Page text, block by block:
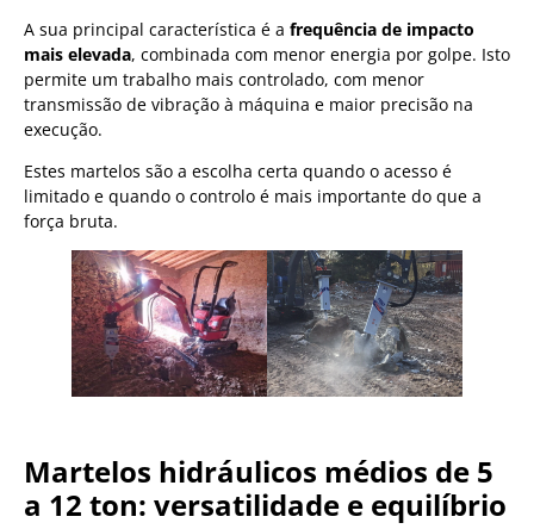
A sua principal característica é a frequência de impacto
mais elevada, combinada com menor energia por golpe. Isto
permite um trabalho mais controlado, com menor
transmissão de vibração à máquina e maior precisão na
execução.
Estes martelos são a escolha certa quando o acesso é
limitado e quando o controlo é mais importante do que a
força bruta.
Martelos hidráulicos médios de 5
a 12 ton: versatilidade e equilíbrio